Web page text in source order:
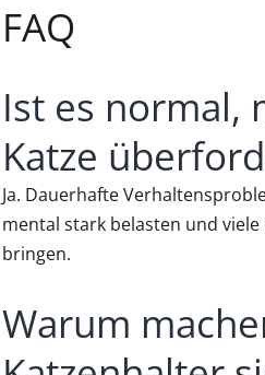
FAQ
Ist es normal,
Katze
Ja. Dauerhafte
mental stark belasten und
bringen.
Warum